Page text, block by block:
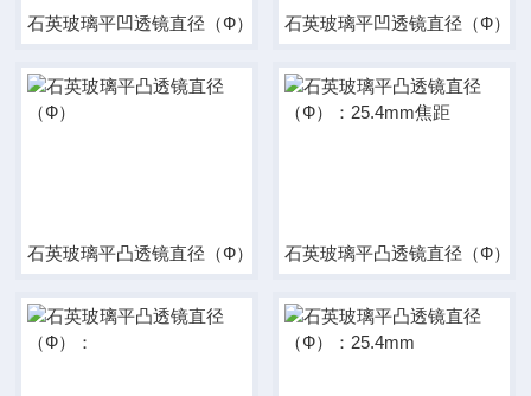
石英玻璃平凹透镜直径（Ф） 石英玻璃平凹透镜直径（Ф）
石英玻璃平凸透镜直径（Ф） 石英玻璃平凸透镜直径（Ф）